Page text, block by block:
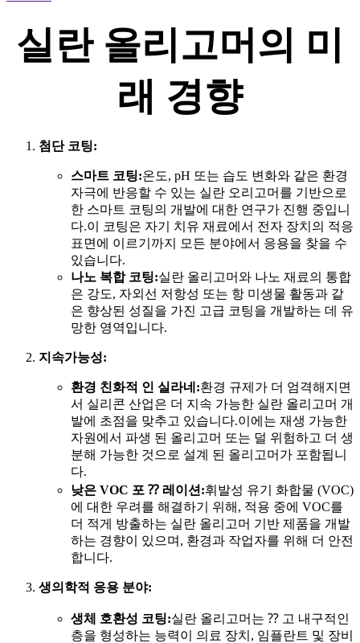
실란 올리고머의 미
래 경향
첨단 코팅:
스마트 코팅:온도, pH 또는 습도 변화와 같은 환경
자극에 반응할 수 있는 실란 오리고머를 기반으로
한 스마트 코팅의 개발에 대한 연구가 진행 중입니
다.이 코팅은 자기 치유 재료에서 전자 장치의 적응
표면에 이르기까지 모든 분야에서 응용을 찾을 수
있습니다.
나노 복합 코팅:실란 올리고머와 나노 재료의 통합
은 강도, 자외선 저항성 또는 항 미생물 활동과 같
은 향상된 성질을 가진 고급 코팅을 개발하는 데 유
망한 영역입니다.
지속가능성:
환경 친화적 인 실라네:환경 규제가 더 엄격해지면
서 실리콘 산업은 더 지속 가능한 실란 올리고머 개
발에 초점을 맞추고 있습니다.이에는 재생 가능한
자원에서 파생 된 올리고머 또는 덜 위험하고 더 생
분해 가능한 것으로 설계 된 올리고머가 포함됩니
다.
낮은 VOC 포 ⁇ 레이션:휘발성 유기 화합물 (VOC)
에 대한 우려를 해결하기 위해, 적용 중에 VOC를
더 적게 방출하는 실란 올리고머 기반 제품을 개발
하는 경향이 있으며, 환경과 작업자를 위해 더 안전
합니다.
생의학적 응용 분야:
생체 호환성 코팅:실란 올리고머는 ⁇ 고 내구적인
층을 형성하는 능력이 의료 장치, 임플란트 및 장비